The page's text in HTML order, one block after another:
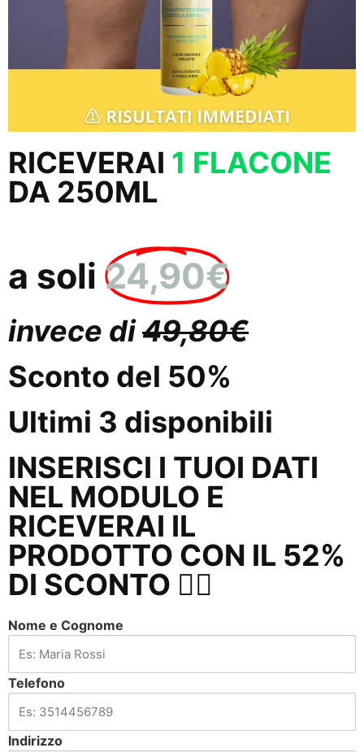
RICEVERAI 1 FLACONE
DA 250ML
a soli 24,90€
invece di49,80€
Sconto del 50%
Ultimi 3 disponibili
INSERISCI I TUOI DATI
NEL MODULO E
RICEVERAI IL
PRODOTTO CON IL 52%
DI SCONTO 👇🏼
Nome e Cognome
Telefono
Indirizzo